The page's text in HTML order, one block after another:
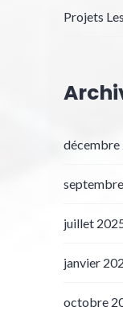
Projets
décembre
juillet
janvier
octobre